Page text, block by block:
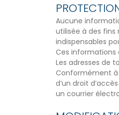
Aucune
utilisée à des fins
indispensables
Ces informations
Les adresses de
Conformément à
d’un droit
un courrier